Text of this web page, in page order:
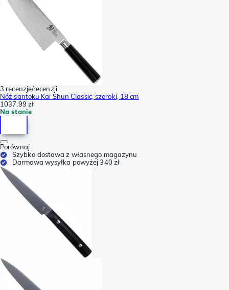
3 recenzje/recenzji
Nóż santoku Kai Shun Classic, szeroki, 18 cm
1037,99 zł
Na stanie
Porównaj
Szybka dostawa z własnego magazynu
Darmowa wysyłka powyżej 340 zł